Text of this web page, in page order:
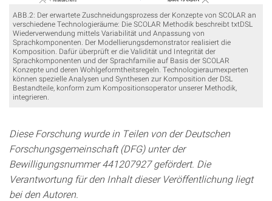
ABB.2: Der erwartete Zuschneidungsprozess der Konzepte von SCOLAR an
verschiedene Technologieräume: Die SCOLAR Methodik beschreibt txtDSL
Wiederverwendung mittels Variabilität und Anpassung von
Sprachkomponenten. Der Modellierungsdemonstrator realisiert die
Komposition. Dafür überprüft er die Validität und Integrität der
Sprachkomponenten und der Sprachfamilie auf Basis der SCOLAR
Konzepte und deren Wohlgeformtheitsregeln. Technologieraumexperten
können spezielle Analysen und Synthesen zur Komposition der DSL
Bestandteile, konform zum Kompositionsoperator unserer Methodik,
integrieren.
Diese Forschung wurde in Teilen von der Deutschen
Forschungsgemeinschaft (DFG) unter der
Bewilligungsnummer 441207927 gefördert. Die
Verantwortung für den Inhalt dieser Veröffentlichung liegt
bei den Autoren.